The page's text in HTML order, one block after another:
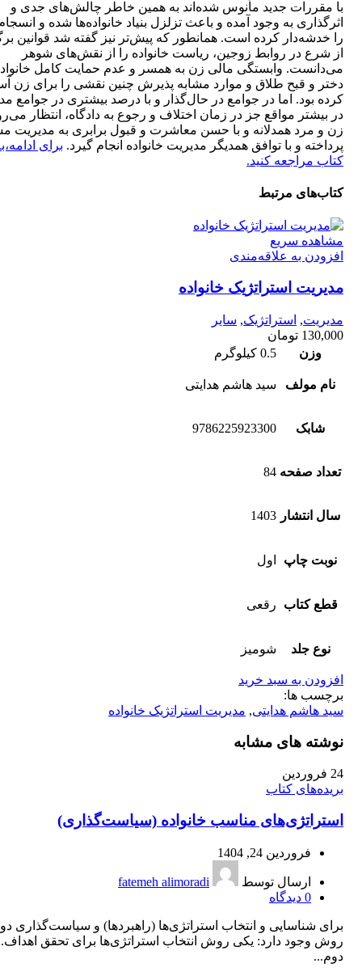
با مقررات جدید مأنوس شده‌اند به همین خاطر چالش‌های جدی و
اثرگذاری به وجود آمده و باعث تزلزل بنیاد خانواده‌ها شده و
را خدشه‌دار کرده است. همانطور که پیش‌تر نیز گفته شد قوانین
از شرع در روابط زوجین، ریاست خانواده را از نقش‌های شوهر
می‌دانست. وابستگی مالی زن به همسر و عدم حمایت کامل
دختر و قبح طلاق و موارد مشابه پذیرش چنین نقشی را برای زن
کرده بود. اما در جوامع در حال‌گذار و با درصد بیشتری در جوامع
در بیشتر مواقع جز در زمان اختلاف و رجوع به دادگاه، انتظار
زن و مرد همدلانه و با حسن معاشرت و قبول برابری به مدیریت
پرداخته و با توافق همدیگر مدیریت خانواده انجام گیرد. برای
کتاب مراجعه کنید.
کتاب‌های مرتبط
مشاهده سریع
افزودن به علاقه‌مندی
مدیریت استراتژیک خانواده
مدیریت, استراتژیک, سایر
130,000 تومان
وزن
0.5 کیلوگرم
نام مولف سید هاشم هدایتی
شابک 9786225923300
تعداد صفحه 84
سال انتشار 1403
نوبت چاپ اول
قطع کتاب رقعی
نوع جلد شومیز
افزودن به سبد خرید
برچسب ها:
سید هاشم هدایتی, مدیریت استراتژیک خانواده
نوشته های مشابه
24 فروردین
بریده‌های کتاب
استراتژی‌های مناسب خانواده (سیاست‌گذاری)
فروردین 24, 1404
ارسال توسط
fatemeh alimoradi
0 دیدگاه
برای شناسایی و انتخاب استراتژی‌ها (راهبردها) و سیاست‌گذاری دو
روش وجود دارد: یکی روش انتخاب استراتژی‌ها برای تحقق اهداف.
دوم...